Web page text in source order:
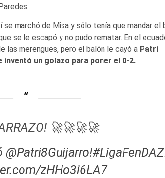
marchó de Misa y sólo tenía que mandar el
se le escapó y no pudo rematar. En el
las merengues, pero el balón le cayó a Patri
inventó un golazo para poner el 0-2.
🚀🚀🚀🚀
@Patri8Guijarro!
zHHo3i6LA7